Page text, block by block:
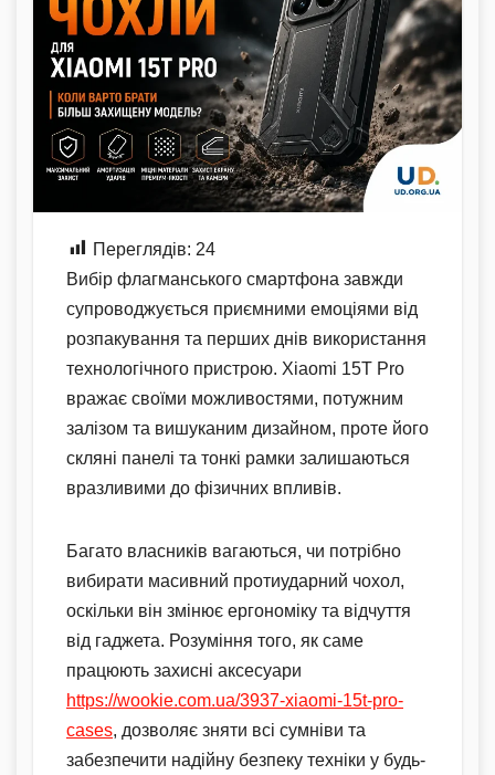
Переглядів: 24
Вибір флагманського смартфона завжди
супроводжується приємними емоціями від
розпакування та перших днів використання
технологічного пристрою. Xiaomi 15T Pro
вражає своїми можливостями, потужним
залізом та вишуканим дизайном, проте його
скляні панелі та тонкі рамки залишаються
вразливими до фізичних впливів.
Багато власників вагаються, чи потрібно
вибирати масивний протиударний чохол,
оскільки він змінює ергономіку та відчуття
від гаджета. Розуміння того, як саме
працюють захисні аксесуари
https://wookie.com.ua/3937-xiaomi-15t-pro-
cases, дозволяє зняти всі сумніви та
забезпечити надійну безпеку техніки у будь-